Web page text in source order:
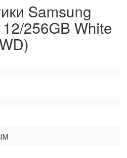
Samsung
256GB White